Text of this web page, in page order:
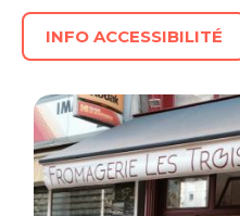
INFO ACCESSIBILITÉ